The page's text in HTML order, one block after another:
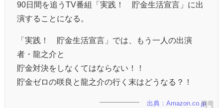
90日間を追うTV番組「実践！ 貯金生活宣言」に出
演することになる。
「実践！ 貯金生活宣言」では、もう一人の出演
者・龍之介と
貯金対決をしなくてはならない！！
貯金ゼロの咲良と龍之介の行く末はどうなる？！
出典：Amazon.co.jp